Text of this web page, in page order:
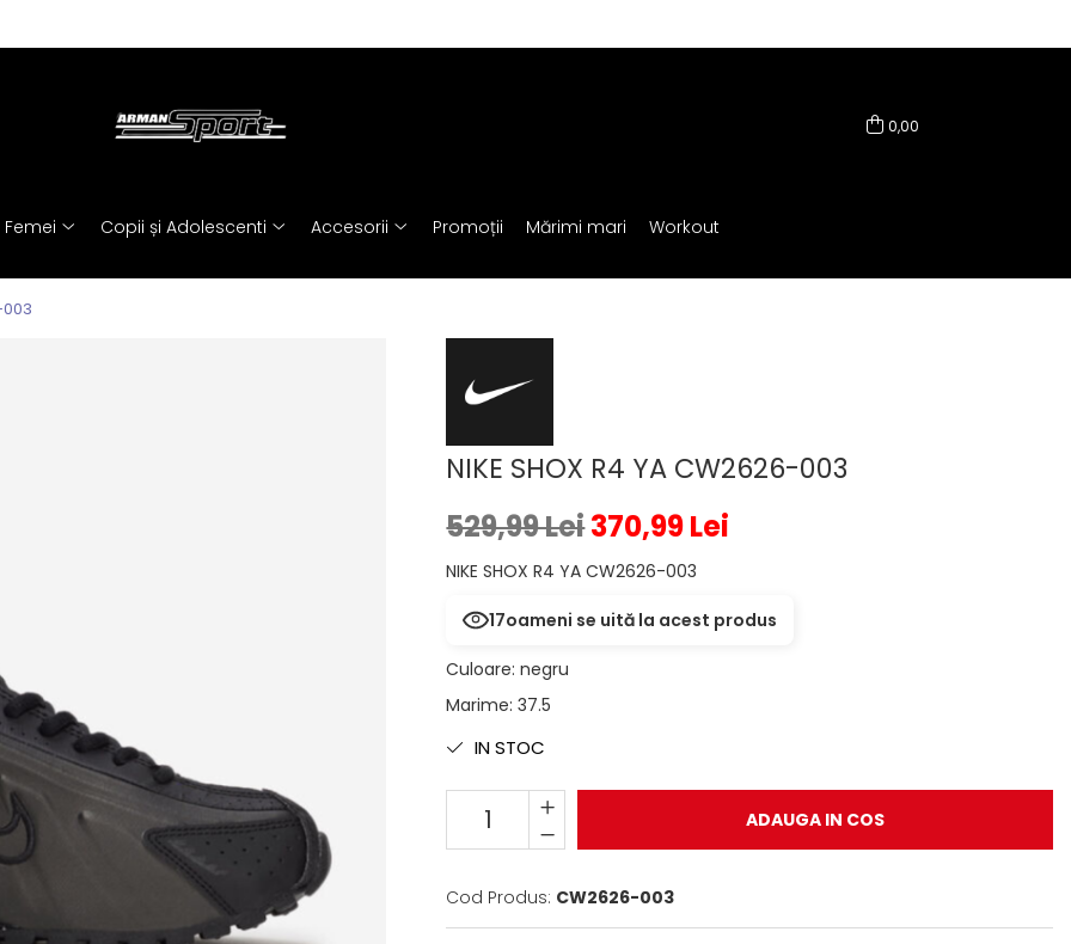
0,00
Femei Copii și Adolescenti Accesorii Promoții Mărimi mari Workout
003
NIKE SHOX R4 YA CW2626-003
529,99 Lei370,99 Lei
NIKE SHOX R4 YA CW2626-003
17oameni se uită la acest produs
Culoare:negru
Marime:37.5
IN STOC
ADAUGA IN COS
Cod Produs: CW2626-003